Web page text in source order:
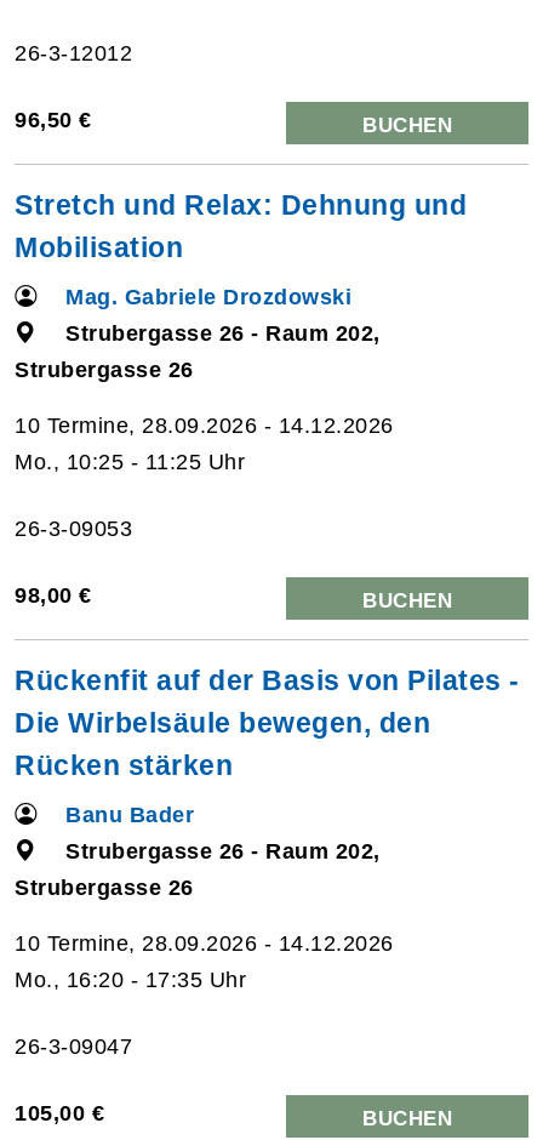
26-3-12012
96,50 € BUCHEN
Stretch und Relax: Dehnung und
Mobilisation
Mag. Gabriele Drozdowski
Strubergasse 26 - Raum 202,
Strubergasse 26
10 Termine, 28.09.2026 - 14.12.2026
Mo., 10:25 - 11:25 Uhr
26-3-09053
98,00 € BUCHEN
Rückenfit auf der Basis von Pilates -
Die Wirbelsäule bewegen, den
Rücken stärken
Banu Bader
Strubergasse 26 - Raum 202,
Strubergasse 26
10 Termine, 28.09.2026 - 14.12.2026
Mo., 16:20 - 17:35 Uhr
26-3-09047
105,00 € BUCHEN